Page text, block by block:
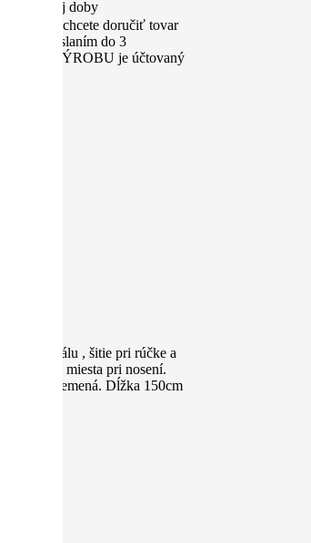
pracovnej doby
alebo chcete doručiť tovar
s odoslaním do 3
VÝROBU je účtovaný
materiálu , šitie pri rúčke a
veľa miesta pri nosení.
veľké plemená. Dĺžka 150cm